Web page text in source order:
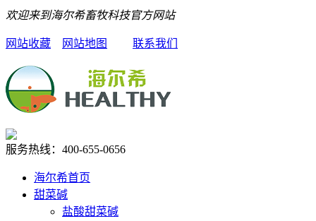
欢迎来到海尔希畜牧科技官方网站
网站收藏 网站地图 联系我们
服务热线： 400-655-0656
海尔希首页
甜菜碱
盐酸甜菜碱